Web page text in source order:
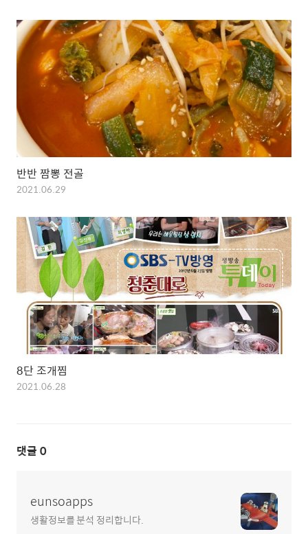
반반 짬뽕 전골
2021.06.29
8단 조개찜
2021.06.28
댓글 0
eunsoapps
생활정보를 분석 정리합니다.